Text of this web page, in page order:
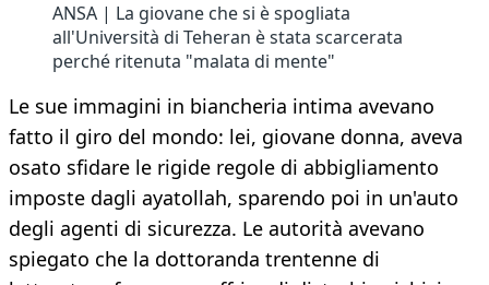
ANSA | La giovane che si è spogliata
all'Università di Teheran è stata scarcerata
perché ritenuta "malata di mente"
Le sue immagini in biancheria intima avevano
fatto il giro del mondo: lei, giovane donna, aveva
osato sfidare le rigide regole di abbigliamento
imposte dagli ayatollah, sparendo poi in un'auto
degli agenti di sicurezza. Le autorità avevano
spiegato che la dottoranda trentenne di